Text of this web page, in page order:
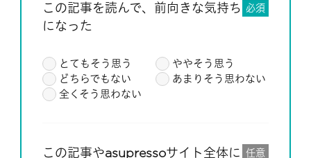
この記事を読んで、前向きな気持ち
になった
必須
とてもそう思う
ややそう思う
どちらでもない
あまりそう思わない
全くそう思わない
この記事やasupressoサイト全体に 任意